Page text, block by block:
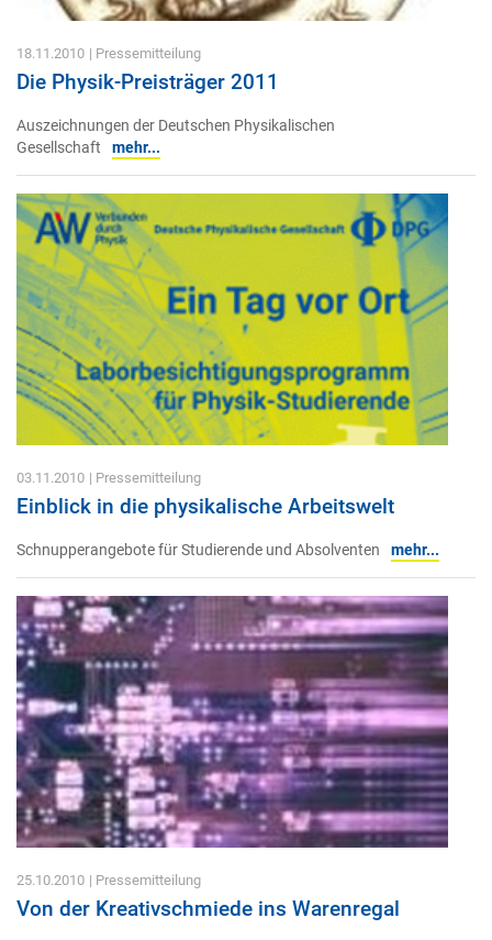
18.11.2010 | Pressemitteilung
Die Physik-Preisträger 2011
Auszeichnungen der Deutschen Physikalischen
Gesellschaft
mehr...
03.11.2010 | Pressemitteilung
Einblick in die physikalische Arbeitswelt
Schnupperangebote für Studierende und Absolventen mehr...
25.10.2010 | Pressemitteilung
Von der Kreativschmiede ins Warenregal